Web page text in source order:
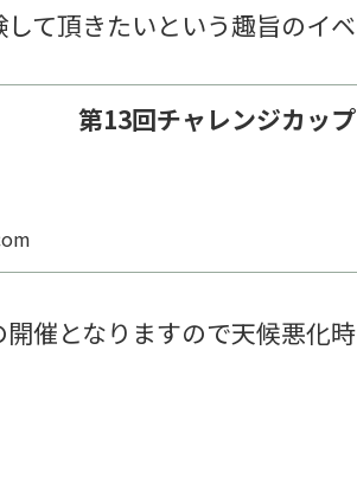
て頂きたいという趣旨のイベ
第13回チャレンジカッ
催となりますので天候悪化